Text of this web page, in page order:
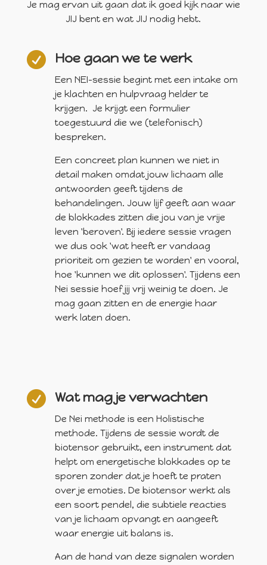
Je mag ervan uit gaan dat ik goed kijk naar wie
JIJ bent en wat JIJ nodig hebt.
 Hoe gaan we te werk
Een NEI-sessie begint met een intake om
je klachten en hulpvraag helder te
krijgen. Je krijgt een formulier
toegestuurd die we (telefonisch)
bespreken.
Een concreet plan kunnen we niet in
detail maken omdat jouw lichaam alle
antwoorden geeft tijdens de
behandelingen. Jouw lijf geeft aan waar
de blokkades zitten die jou van je vrije
leven 'beroven'. Bij iedere sessie vragen
we dus ook 'wat heeft er vandaag
prioriteit om gezien te worden' en vooral,
hoe 'kunnen we dit oplossen'. Tijdens een
Nei sessie hoef jij vrij weinig te doen. Je
mag gaan zitten en de energie haar
werk laten doen.
 Wat mag je verwachten
De Nei methode is een Holistische
methode. Tijdens de sessie wordt de
biotensor gebruikt, een instrument dat
helpt om energetische blokkades op te
sporen zonder dat je hoeft te praten
over je emoties. De biotensor werkt als
een soort pendel, die subtiele reacties
van je lichaam opvangt en aangeeft
waar energie uit balans is.
Aan de hand van deze signalen worden